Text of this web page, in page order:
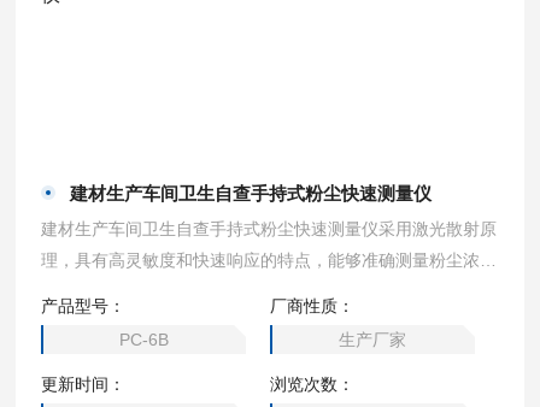
建材生产车间卫生自查手持式粉尘快速测量仪
建材生产车间卫生自查手持式粉尘快速测量仪采用激光散射原
理，具有高灵敏度和快速响应的特点，能够准确测量粉尘浓
测，及时获取空气质量数据。
产品型号：
PC-6B
厂商性质：
生产厂家
更新时间：
浏览次数：